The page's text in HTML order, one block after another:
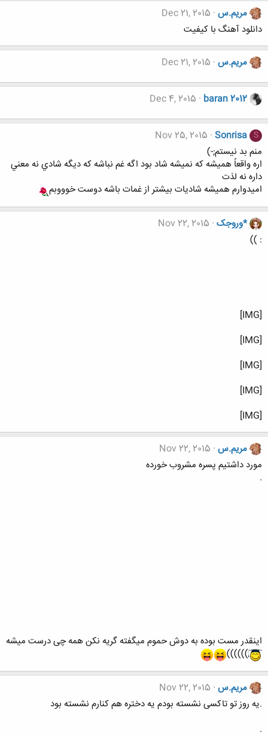
مریم.س Dec 21, 2015
دانلود آهنگ با کیفیت
مریم.س Dec 21, 2015
baran 2012
Dec 4, 2015
S
Sonrisa
Nov 25, 2015
منم بد نيستم;-)
اره واقعاً هميشه كه نميشه شاد بود اگه غم نباشه كه ديگه شادي نه معني
داره نه لذت
اميدوارم هميشه شاديات بيشتر از غمات باشه دوست خوووبم
*وروجک Nov 22, 2015
: ))
[IMG]
[IMG]
[IMG]
[IMG]
[IMG]
مریم.س Nov 22, 2015
مورد داشتیم پسره مشروب خورده
.
اینقدر مست بوده به دوش حموم میگفته گریه نکن همه چی درست میشه
))))))
مریم.س Nov 22, 2015
.یه روز تو تاکسی نشسته بودم یه دختره هم کنارم نشسته بود
.